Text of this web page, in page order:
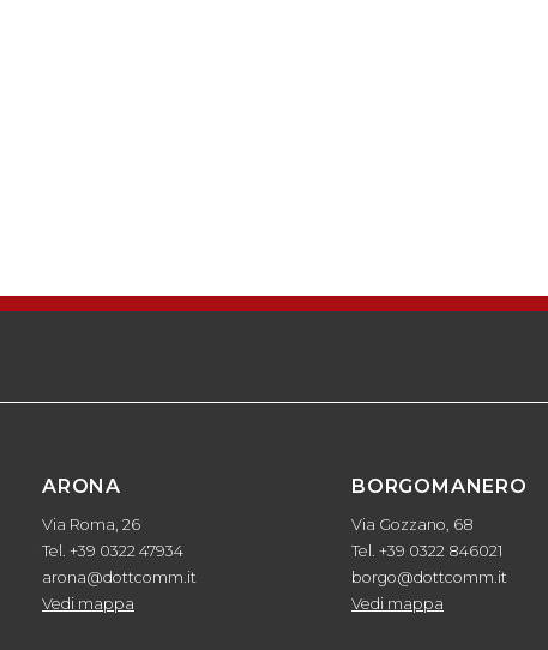
ARONA
Via Roma, 26
Tel. +39 0322 47934
arona@dottcomm.it
Vedi mappa
BORGOMANERO
Via Gozzano, 68
Tel. +39 0322 846021
borgo@dottcomm.it
Vedi mappa